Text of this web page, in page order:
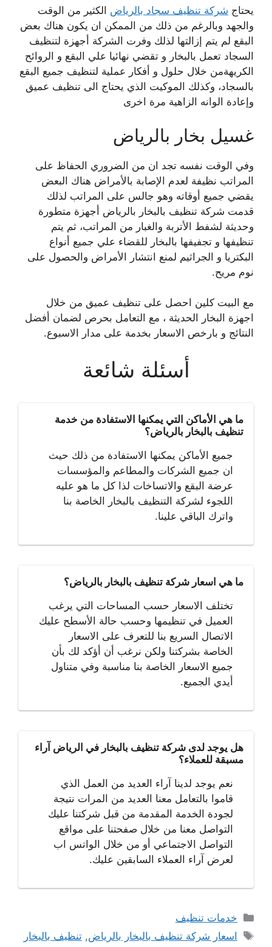
يحتاج شركة تنظيف سجاد بالرياض الكثير من الوقت
والجهد وبالرغم من ذلك من الممكن ان يكون هناك بعض
البقع لم يتم إزالتها لذلك وفرت الشركة أجهزة لتنظيف
السجاد تعمل بالبخار و تقضي نهائيا علي البقع و الروائح
الكريهةمن خلال حلول و أفكار عملية لتنظيف جميع البقع
بالسجاد، وكذلك الموكيت الذي يحتاج الى تنظيف عميق
وإعادة الوانه الزاهية مرة اخرى
غسيل بخار بالرياض
وفي الوقت نفسه تجد ان من الضروري الحفاظ على
المراتب نظيفة لعدم الإصابة بالأمراض هناك البعض
يقضي جميع أوقاته وهو جالس على المراتب لذلك
قدمت شركة تنظيف بالبخار بالرياض أجهزة متطورة
وحديثة لشفط الأتربة والغبار من المراتب، ثم يتم
تنظيفها و تجفيفها بالبخار للقضاء علي جميع أنواع
البكتريا و الجراثيم لمنع انتشار الأمراض والحصول على
نوم مريح.
مع البيت كلين احصل على تنظيف عميق من خلال
اجهزة البخار الحديثة ، مع التعامل بحرص لضمان أفضل
النتائج و بارخص الاسعار بخدمة على مدار الاسبوع.
أسئلة شائعة
ما هي الأماكن التي يمكنها الاستفادة من خدمة
تنظيف بالبخار بالرياض؟
جميع الأماكن يمكنها الاستفادة من ذلك حيث
ان جميع الشركات والمطاعم والمؤسسات
عرضة البقع والاتساخات لذا كل ما هو عليه
اللجوء لشركة التنظيف بالبخار الخاصة بنا
واترك الباقي علينا.
ما هي اسعار شركة تنظيف بالبخار بالرياض؟
تختلف الاسعار حسب المساحات التي يرغب
العميل في تنظيمها وحسب حالة الأسطح عليك
الاتصال السريع بنا للتعرف على الاسعار
الخاصة بشركتنا ولكن نرغب أن أؤكد لك بأن
جميع الاسعار الخاصة بنا مناسبة وفي متناول
أيدي الجميع.
هل يوجد لدى شركة تنظيف بالبخار في الرياض آراء
مسبقة للعملاء؟
نعم يوجد لدينا آراء العديد من العمل الذي
قاموا بالتعامل معنا العديد من المرات نتيجة
لجودة الخدمة المقدمة من قبل شركتنا عليك
التواصل معنا من خلال صفحتنا على مواقع
التواصل الاجتماعي أو من خلال الواتس اب
لعرض آراء العملاء السابقين عليك.
التصنيفات
خدمات تنظيف
الوسوم
اسعار شركة تنظيف بالبخار بالرياض,تنظيف بالبخار